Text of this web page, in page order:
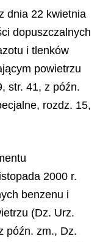
dnia 22 kwietnia
dopuszczalnych
i tlenków
powietrzu
str. 41, z późn.
rozdz. 15,
2000 r.
benzenu i
(Dz. Urz.
późn. zm., Dz.